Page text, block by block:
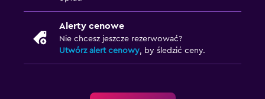
Alerty cenowe
Nie chcesz jeszcze rezerwować?
Utwórz alert cenowy , by śledzić ceny.